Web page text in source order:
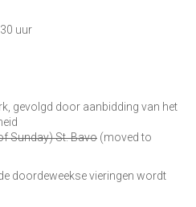
uur
gevolgd door aanbidding van het
Sunday) St. Bavo (moved to
doordeweekse vieringen wordt